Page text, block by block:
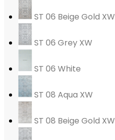
ST 06 Beige Gold XW
ST 06 Grey XW
ST 06 White
ST 08 Aqua XW
ST 08 Beige Gold XW